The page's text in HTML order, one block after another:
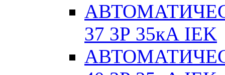
37 3Р 35кА IEK